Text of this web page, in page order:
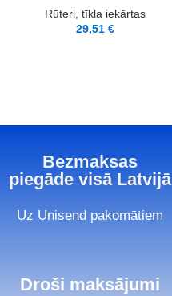
Rūteri, tīkla iekārtas
29,51€
Bezmaksas
piegāde visā Latvijā
Uz Unisend pakomātiem
Droši maksājumi